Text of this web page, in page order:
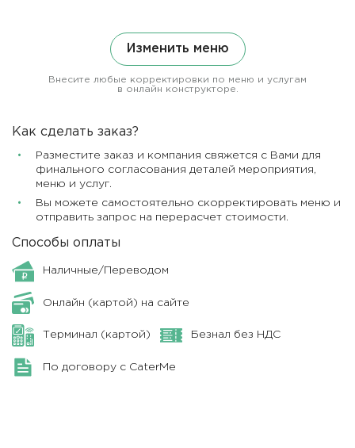
Изменить меню
Внесите любые корректировки по меню и услугам
в онлайн конструкторе.
Как сделать заказ?
Разместите заказ и компания свяжется с Вами для
финального согласования деталей мероприятия,
меню и услуг.
Вы можете самостоятельно скорректировать меню и
отправить запрос на перерасчет стоимости.
Способы оплаты
Наличные/Переводом
Онлайн (картой) на сайте
Терминал (картой) Безнал без НДС
По договору с CaterMe